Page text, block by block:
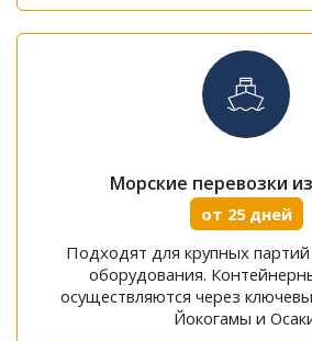
Морские перевозки
от 25 дней
Подходят для крупных партий
оборудования.
осуществляются через
Йокогамы и